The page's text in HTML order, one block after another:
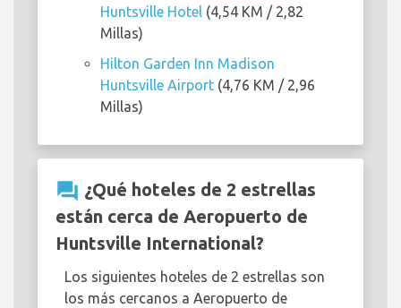
Huntsville Hotel (4,54 KM / 2,82
Millas)
Hilton Garden Inn Madison
Huntsville Airport (4,76 KM / 2,96
Millas)
question_answer ¿Qué hoteles de 2 estrellas
están cerca de Aeropuerto de
Huntsville International?
Los siguientes hoteles de 2 estrellas son
los más cercanos a Aeropuerto de